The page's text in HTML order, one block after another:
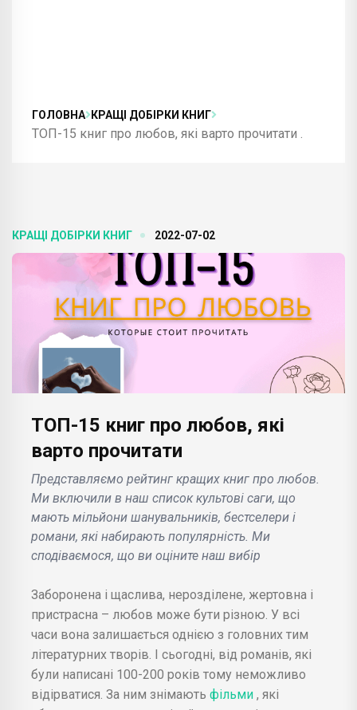
ГОЛОВНА КРАЩІ ДОБІРКИ КНИГ
ТОП-15 книг про любов, які варто прочитати .
КРАЩІ ДОБІРКИ КНИГ 2022-07-02
ТОП-15 книг про любов, які
варто прочитати
Представляємо рейтинг кращих книг про любов.
Ми включили в наш список культові саги, що
мають мільйони шанувальників, бестселери і
романи, які набирають популярність. Ми
сподіваємося, що ви оціните наш вибір
Заборонена і щаслива, нерозділене, жертовна і
пристрасна – любов може бути різною. У всі
часи вона залишається однією з головних тим
літературних творів. І сьогодні, від романів, які
були написані 100-200 років тому неможливо
відірватися. За ним знімають фільми , які